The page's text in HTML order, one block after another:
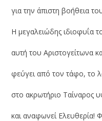
για την άπιστη βοήθεια
Η μεγαλειώδης ιδιοφυΐα
αυτή του Αριστογείτωνα
φεύγει από τον τάφο, το
στο ακρωτήριο Ταίναρος
και αναφωνεί Ελευθερία!